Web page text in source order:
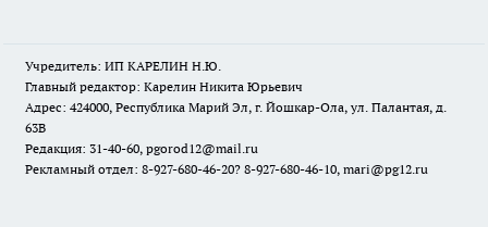
Учредитель: ИП КАРЕЛИН Н.Ю.
Главный редактор: Карелин Никита Юрьевич
Адрес: 424000, Республика Марий Эл, г. Йошкар-Ола, ул. Палантая, д.
63В
Редакция: 31-40-60, pgorod12@mail.ru
Рекламный отдел: 8-927-680-46-20? 8-927-680-46-10, mari@pg12.ru